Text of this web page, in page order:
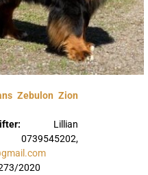
Zebulon Zion
Lillian
2020